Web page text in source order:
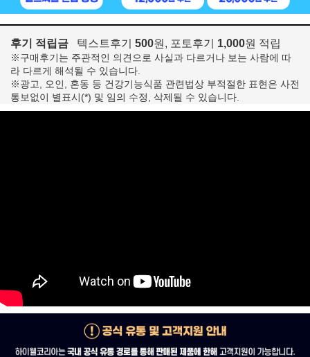
후기 적립금 텍스트후기 500원, 포토후기 1,000원 적립
※구매후기는 주관적인 의견으로 사실과 다르거나 보는 사람에 따
라 다르게 해석될 수 있습니다.
※광고, 오인, 혼동 등 건강기능식품 관련법상 부적절한 표현은 사전
통보없이 별표시(*) 및 임의 수정, 삭제될 수 있습니다.